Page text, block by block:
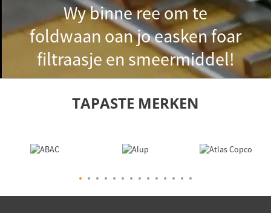
Wy binne ree om te
foldwaan oan jo easken foar
filtraasje en smeermiddel!
TAPASTE MERKEN